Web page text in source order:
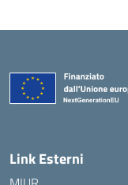
Link Esterni